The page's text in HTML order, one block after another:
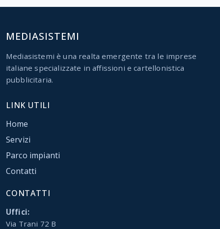
MEDIASISTEMI
Mediasistemi è una realta emergente tra le imprese
italiane specializzate in affissioni e cartellonistica
pubblicitaria.
LINK UTILI
Home
Servizi
Parco impianti
Contatti
CONTATTI
Uffici:
Via Trani 72 B